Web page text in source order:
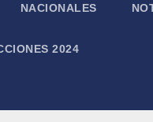
NACIONALES
2024